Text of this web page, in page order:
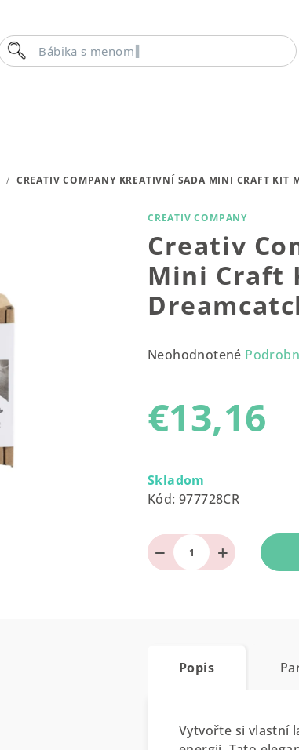
Bábika s menom
Hľadať
/ CREATIV COMPANY KREATIVNÍ SADA MINI CRAFT KIT
CREATIV COMPANY
Creativ
Mini Craft
Priemerné
je
0,0
hviezdičiek.
Neohodnotené
€13,16
cena:
Skladom
Kód: 977728CR
+
−
Popis
Vytvořte si vlastní